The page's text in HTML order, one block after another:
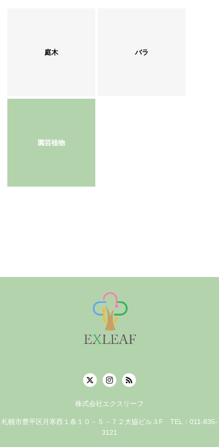
庭木 バラ
園芸植物
株式会社エクスリーフ
札幌市豊平区月寒西１条１０－５－７２大協ビル３F TEL：011-835-
3121